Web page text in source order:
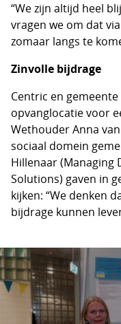
“We zijn altijd heel
vragen we om dat
zomaar langs te
Zinvolle bijdrage
Centric en
opvanglocatie voor
Wethouder Anna
sociaal domein
Hillenaar (Managing
Solutions) gaven in
kijken: “We denken
bijdrage kunnen